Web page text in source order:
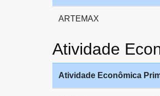
ARTEMAX
Atividade
Atividade Econômica